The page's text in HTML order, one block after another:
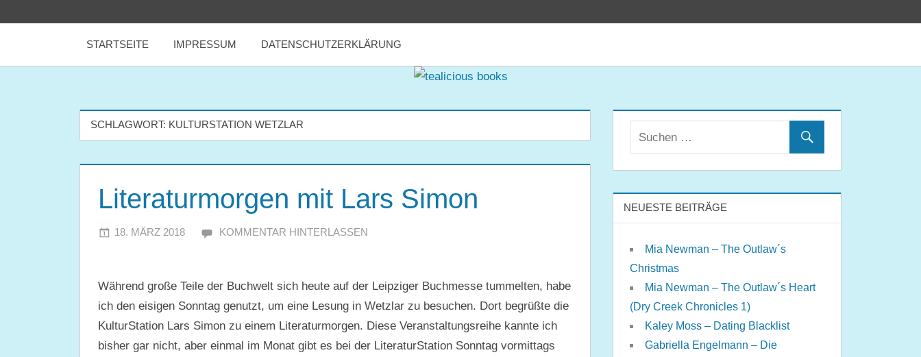
books
STARTSEITE IMPRESSUM DATENSCHUTZERKLÄRUNG
SCHLAGWORT: KULTURSTATION WETZLAR
Literaturmorgen mit Lars Simon
18. MÄRZ 2018 JULIA
KOMMENTAR HINTERLASSEN
Während große Teile der Buchwelt sich heute auf der Leipziger Buchmesse tummelten, habe
ich den eisigen Sonntag genutzt, um eine Lesung in Wetzlar zu besuchen. Dort begrüßte die
KulturStation Lars Simon zu einem Literaturmorgen. Diese Veranstaltungsreihe kannte ich
bisher gar nicht, aber einmal im Monat gibt es bei der LiteraturStation Sonntag vormittags
NEUESTE BEITRÄGE
Mia Newman – The Outlaw´s
Christmas
Mia Newman – The Outlaw´s Heart
(Dry Creek Chronicles 1)
Kaley Moss – Dating Blacklist
Gabriella Engelmann – Die